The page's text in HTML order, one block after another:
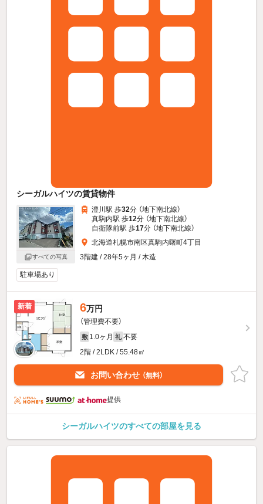
シーガルハイツの賃貸物件
すべての写真
澄川駅 歩32分 （地下南北線）
真駒内駅 歩12分 （地下南北線）
自衛隊前駅 歩17分 （地下南北線）
北海道札幌市南区真駒内曙町4丁目
3階建 / 28年5ヶ月 / 木造
駐車場あり
新着 6万円
（管理費不要）
敷 1.0ヶ月 礼 不要
2階 / 2LDK / 55.48㎡
お問い合わせ （無料）
提供
シーガルハイツのすべての部屋を見る